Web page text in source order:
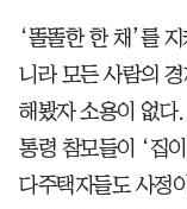
‘똘똘한 한 채’를
니라 모든 사람의
해봤자 소용이 없다
통령 참모들이 ‘집
다주택자들도 사정